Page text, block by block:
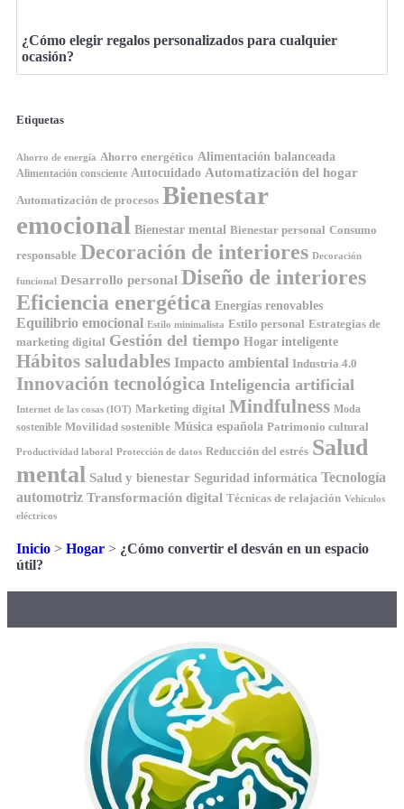
¿Cómo elegir regalos personalizados para cualquier
ocasión?
Etiquetas
Ahorro de energía Ahorro energético Alimentación balanceada
Alimentación consciente Autocuidado Automatización del hogar
Automatización de procesos Bienestar
emocional Bienestar mental Bienestar personal Consumo
responsable Decoración de interiores Decoración
funcional Desarrollo personal Diseño de interiores
Eficiencia energética Energías renovables
Equilibrio emocional Estilo minimalista Estilo personal Estrategias de
marketing digital Gestión del tiempo Hogar inteligente
Hábitos saludables Impacto ambiental Industria 4.0
Innovación tecnológica Inteligencia artificial
Internet de las cosas (IOT) Marketing digital Mindfulness Moda
sostenible Movilidad sostenible Música española Patrimonio cultural
Productividad laboral Protección de datos Reducción del estrés Salud
mental Salud y bienestar Seguridad informática Tecnología
automotriz Transformación digital Técnicas de relajación Vehículos
eléctricos
Inicio > Hogar > ¿Cómo convertir el desván en un espacio
útil?